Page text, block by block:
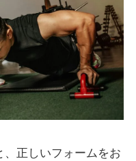
、正しいフォームをお